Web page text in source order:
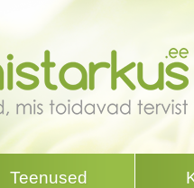
Teenused